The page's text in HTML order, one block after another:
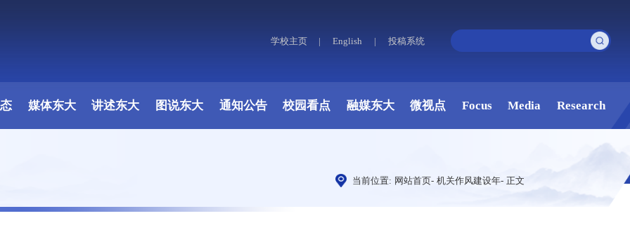
学校主页 | English | 投稿系统
媒体东大 讲述东大 图说东大 通知公告 校园看点 融媒东大 微视点 Focus Media Research
当前位置: 网站首页- 机关作风建设年- 正文